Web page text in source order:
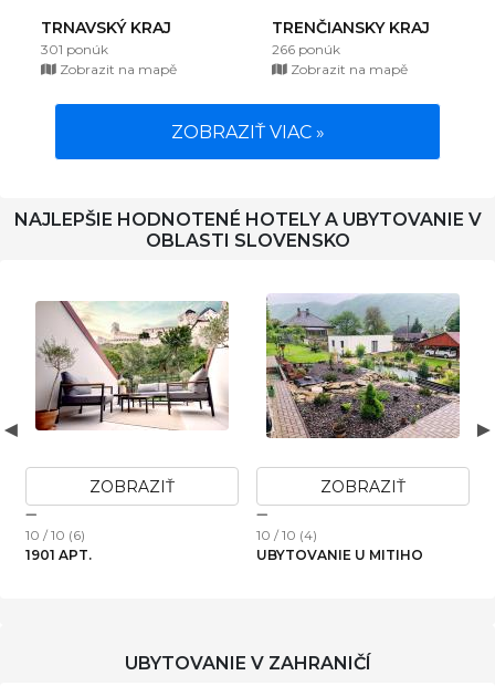
TRNAVSKÝ KRAJ
301 ponúk
Zobrazit na mapě
TRENČIANSKY KRAJ
266 ponúk
Zobrazit na mapě
ZOBRAZIŤ VIAC »
NAJLEPŠIE HODNOTENÉ HOTELY A UBYTOVANIE V
OBLASTI SLOVENSKO
ZOBRAZIŤ
10 / 10 (6)
1901 APT.
ZOBRAZIŤ
10 / 10 (4)
UBYTOVANIE U MITIHO
UBYTOVANIE V ZAHRANIČÍ